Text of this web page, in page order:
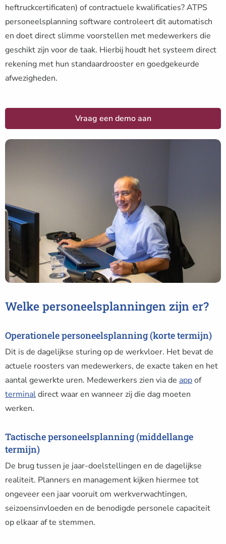
heftruckcertificaten) of contractuele kwalificaties? ATPS
personeelsplanning software controleert dit automatisch
en doet direct slimme voorstellen met medewerkers die
geschikt zijn voor de taak. Hierbij houdt het systeem direct
rekening met hun standaardrooster en goedgekeurde
afwezigheden.
Vraag een demo aan
Welke personeelsplanningen zijn er?
Operationele personeelsplanning (korte termijn)
Dit is de dagelijkse sturing op de werkvloer. Het bevat de
actuele roosters van medewerkers, de exacte taken en het
aantal gewerkte uren. Medewerkers zien via de appof
terminaldirect waar en wanneer zij die dag moeten
werken.
Tactische personeelsplanning (middellange
termijn)
De brug tussen je jaar-doelstellingen en de dagelijkse
realiteit. Planners en management kijken hiermee tot
ongeveer een jaar vooruit om werkverwachtingen,
seizoensinvloeden en de benodigde personele capaciteit
op elkaar af te stemmen.